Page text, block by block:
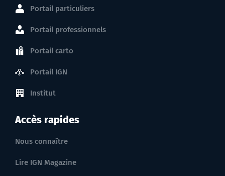
Portail particuliers
Portail professionnels
Portail carto
Portail IGN
Institut
Accès rapides
Nous connaître
Lire IGN Magazine